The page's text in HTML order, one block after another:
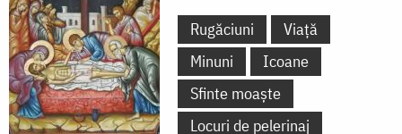
Rugăciuni
Viață
Minuni
Icoane
Sfinte moaște
Locuri de pelerinaj